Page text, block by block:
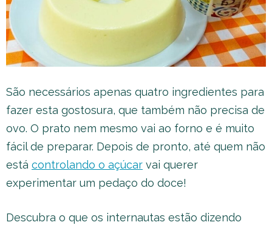
São necessários apenas quatro ingredientes para
fazer esta gostosura, que também não precisa de
ovo. O prato nem mesmo vai ao forno e é muito
fácil de preparar. Depois de pronto, até quem não
está controlando o açúcar vai querer
experimentar um pedaço do doce!
Descubra o que os internautas estão dizendo